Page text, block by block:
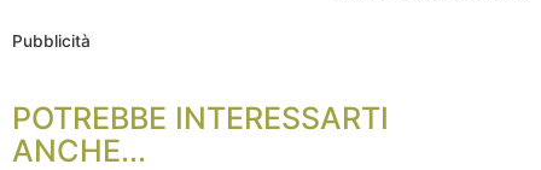
Pubblicità
POTREBBE INTERESSARTI
ANCHE...